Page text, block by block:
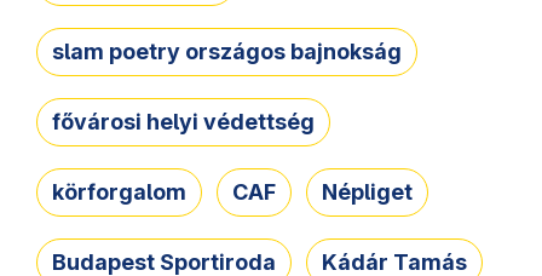
slam poetry országos bajnokság
fővárosi helyi védettség
körforgalom CAF Népliget
Budapest Sportiroda Kádár Tamás